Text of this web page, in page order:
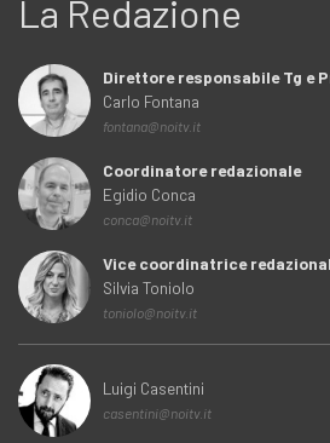
La Redazione
Direttore responsabile Tg e
Carlo Fontana
fontana@noitv.it
Coordinatore redazionale
Egidio Conca
conca@noitv.it
Vice coordinatrice
Silvia Toniolo
toniolo@noitv.it
Luigi Casentini
casentini@noitv.it